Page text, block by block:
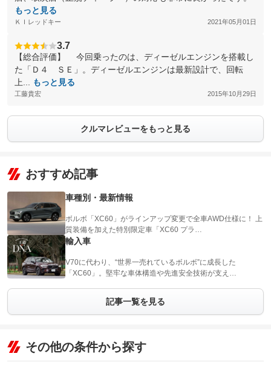
もっと見る
ＫＩレッドキー 2021年05月01日
3.7
【総合評価】 今回乗ったのは、ディーゼルエンジンを搭載し
た「Ｄ４ ＳＥ」。ディーゼルエンジンは最新設計で、回転
上...
もっと見る
工藤貴宏 2015年10月29日
クルマレビューをもっと見る
おすすめ記事
車種別・最新情報
ボルボ「XC60」がラインアップ変更で全車AWD仕様に！ 上
質装備を加えた特別限定車「XC60 プラ…
輸入車
V70に代わり、“世界一売れているボルボ”に成長した
「XC60」。堅牢な車体構造や先進安全技術が支え…
記事一覧を見る
その他の条件から探す